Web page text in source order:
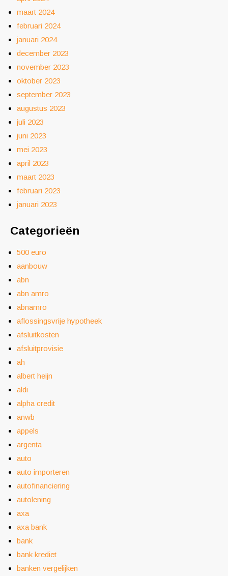
maart 2024
februari 2024
januari 2024
december 2023
november 2023
oktober 2023
september 2023
augustus 2023
juli 2023
juni 2023
mei 2023
april 2023
maart 2023
februari 2023
januari 2023
Categorieën
500 euro
aanbouw
abn
abn amro
abnamro
aflossingsvrije hypotheek
afsluitkosten
afsluitprovisie
ah
albert heijn
aldi
alpha credit
anwb
appels
argenta
auto
auto importeren
autofinanciering
autolening
axa
axa bank
bank
bank krediet
banken vergelijken